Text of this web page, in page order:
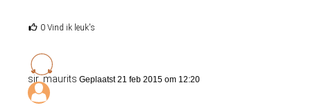
0 Vind ik leuk's
sir_maurits Geplaatst 21 feb 2015 om 12:20